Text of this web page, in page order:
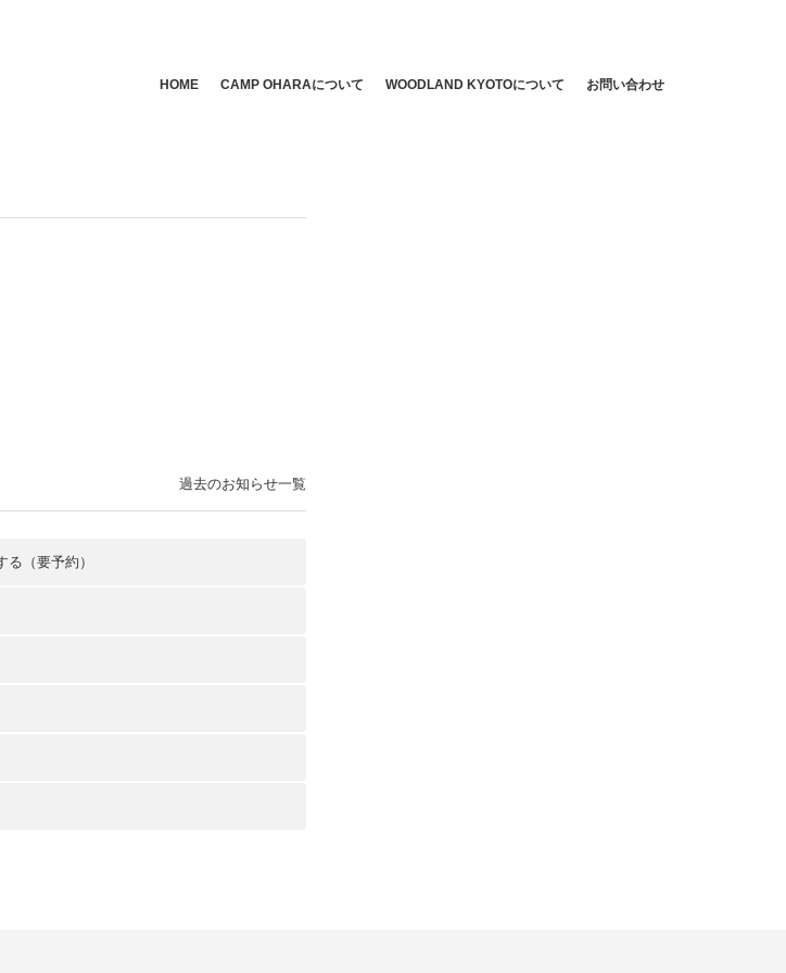
HOME CAMP OHARAについて WOODLAND KYOTOについて お問い合わせ
（要予約）
過去のお知らせ一覧